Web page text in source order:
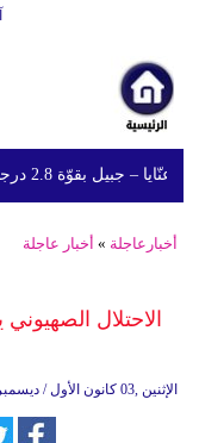
2.8 درجات على مقياس ريختر
أخبارعاجلة » أخبار عاجلة
19:37 2012 الإثنين ,03 كانون الأول / ديسمبر